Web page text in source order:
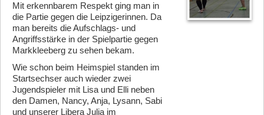
Mit erkennbarem Respekt ging man in
die Partie gegen die Leipzigerinnen. Da
man bereits die Aufschlags- und
Angriffsstärke in der Spielpartie gegen
Markkleeberg zu sehen bekam.
Wie schon beim Heimspiel standen im
Startsechser auch wieder zwei
Jugendspieler mit Lisa und Elli neben
den Damen, Nancy, Anja, Lysann, Sabi
und unserer Libera Julia im